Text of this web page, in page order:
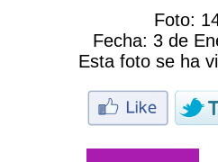
Foto:
Fecha: 3 de
Esta foto se ha